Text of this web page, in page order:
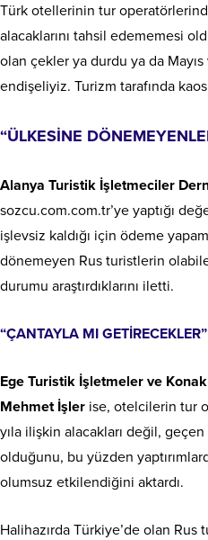
Türk otellerinin tur
alacaklarını tahsil edememesi
olan çekler ya durdu ya da
endişeliyiz. Turizm tarafında
“ÜLKESİNE
Alanya Turistik İşletmeciler
sozcu.com.com.tr’ye yaptığı
işlevsiz kaldığı için ödeme
dönemeyen Rus turistlerin
durumu araştırdıklarını iletti.
“ÇANTAYLA MI GETİRECEKLER”
Ege Turistik İşletmeler ve
Mehmet İşler ise, otelcilerin tur
yıla ilişkin alacakları değil,
olduğunu, bu yüzden
olumsuz etkilendiğini aktardı.
Halihazırda Türkiye’de olan